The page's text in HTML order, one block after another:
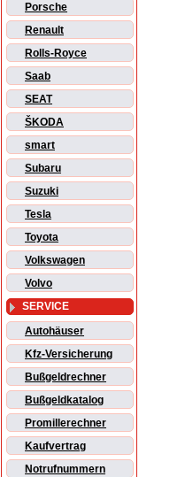
Porsche
Renault
Rolls-Royce
Saab
SEAT
ŠKODA
smart
Subaru
Suzuki
Tesla
Toyota
Volkswagen
Volvo
SERVICE
Autohäuser
Kfz-Versicherung
Bußgeldrechner
Bußgeldkatalog
Promillerechner
Kaufvertrag
Notrufnummern